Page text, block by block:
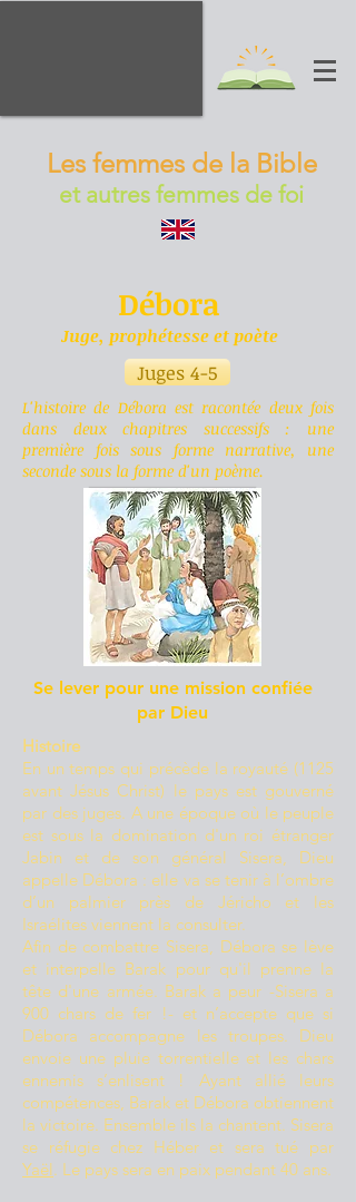
Les femmes de la Bible
et autres femmes de foi
Débora
Juge, prophétesse et poète
Juges 4-5
L'histoire de Débora est racontée deux fois
dans deux chapitres successifs : une
première fois sous forme narrative, une
seconde sous la forme d'un poème.
Se lever pour une mission confiée
par Dieu
Histoire
En un temps qui précède la royauté (1125
avant Jésus Christ) le pays est gouverné
par des juges. A une époque où le peuple
est sous la domination d'un roi étranger
Jabin et de son général Sisera, Dieu
appelle Débora : elle va se tenir à l’ombre
d’un palmier près de Jéricho et les
Israélites viennent la consulter.
Afin de combattre Sisera, Débora se lève
et interpelle Barak pour qu'il prenne la
tête d'une armée. Barak a peur -Sisera a
900 chars de fer !- et n’accepte que si
Débora accompagne les troupes. Dieu
envoie une pluie torrentielle et les chars
ennemis s’enlisent ! Ayant allié leurs
compétences, Barak et Débora obtiennent
la victoire. Ensemble ils la chantent. Sisera
se réfugie chez Héber et sera tué par
Yaël. Le pays sera en paix pendant 40 ans.